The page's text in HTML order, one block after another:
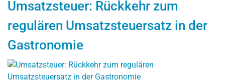
Umsatzsteuer: Rückkehr zum
regulären Umsatzsteuersatz in der
Gastronomie